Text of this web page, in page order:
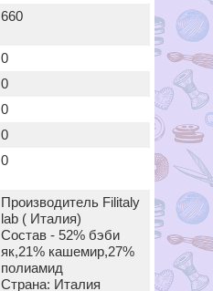
660
0
0
0
0
0
Производитель Filitaly
lab ( Италия)
Состав - 52% бэби
як,21% кашемир,27%
полиамид
Страна: Италия